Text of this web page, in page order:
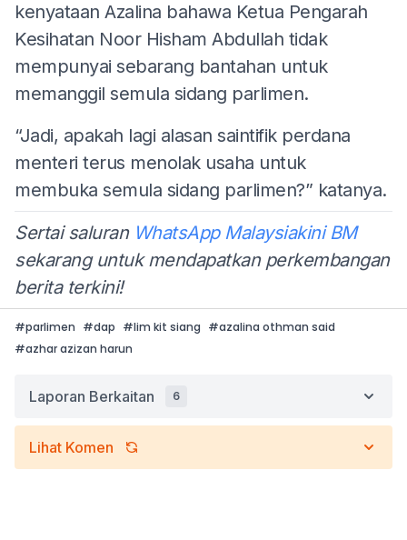
kenyataan Azalina bahawa Ketua Pengarah
Kesihatan Noor Hisham Abdullah tidak
mempunyai sebarang bantahan untuk
memanggil semula sidang parlimen.
“Jadi, apakah lagi alasan saintifik perdana
menteri terus menolak usaha untuk
membuka semula sidang parlimen?” katanya.
Sertai saluran WhatsApp Malaysiakini BM
sekarang untuk mendapatkan perkembangan
berita terkini!
#parlimen #dap #lim kit siang #azalina othman said
#azhar azizan harun
Laporan Berkaitan 6
Lihat Komen